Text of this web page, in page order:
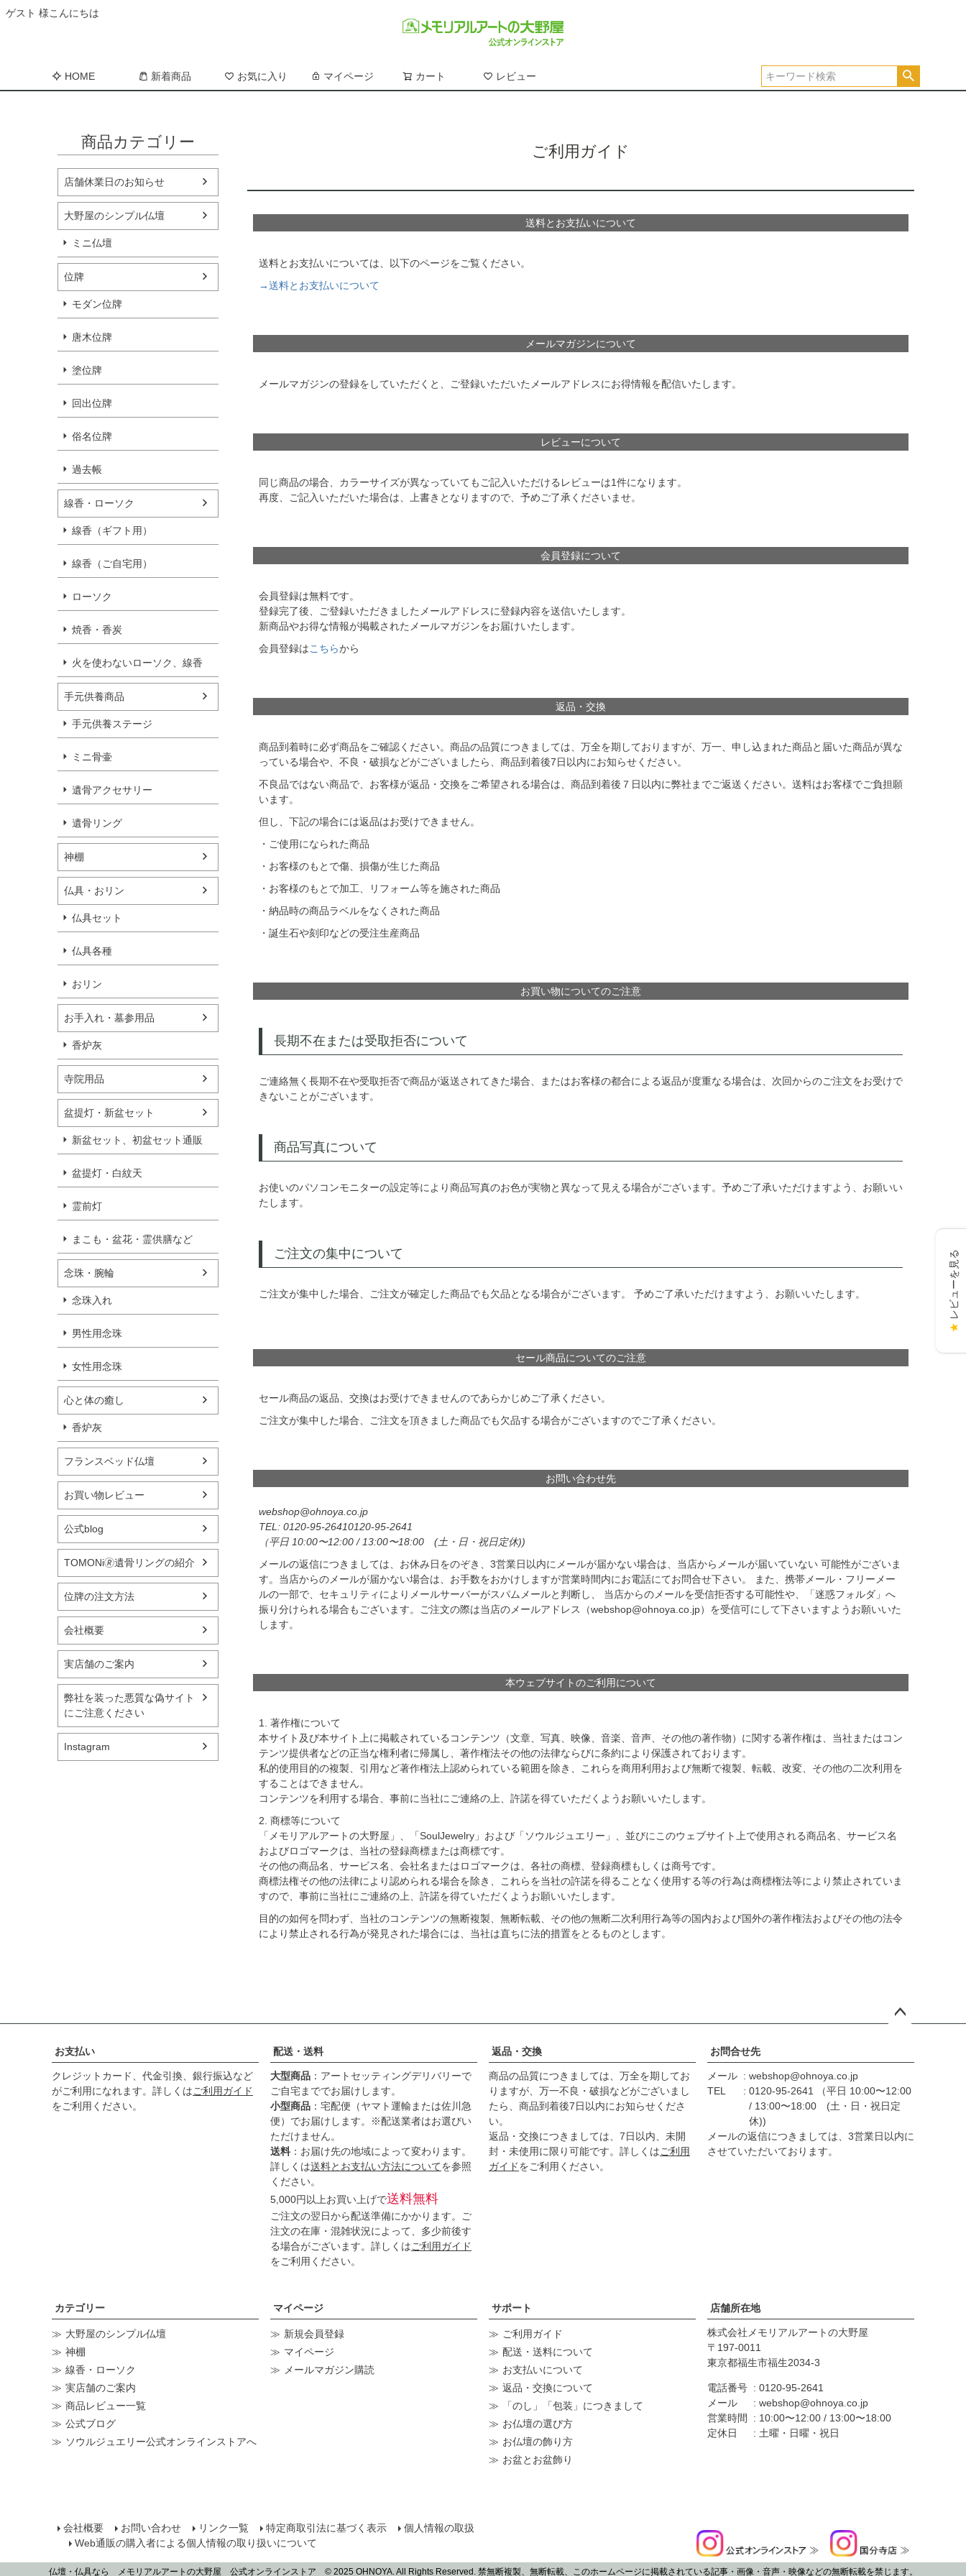
ゲスト 様こんにちは
HOME 新着商品 お気に入り マイページ カート レビュー
商品カテゴリー
店舗休業日のお知らせ
大野屋のシンプル仏壇
ミニ仏壇
位牌
モダン位牌
唐木位牌
塗位牌
回出位牌
俗名位牌
過去帳
線香・ローソク
線香（ギフト用）
線香（ご自宅用）
ローソク
焼香・香炭
火を使わないローソク、線香
手元供養商品
手元供養ステージ
ミニ骨壷
遺骨アクセサリー
遺骨リング
神棚
仏具・おリン
仏具セット
仏具各種
おリン
お手入れ・墓参用品
香炉灰
寺院用品
盆提灯・新盆セット
新盆セット、初盆セット通販
盆提灯・白紋天
霊前灯
まこも・盆花・霊供膳など
念珠・腕輪
念珠入れ
男性用念珠
女性用念珠
心と体の癒し
香炉灰
フランスベッド仏壇
お買い物レビュー
公式blog
TOMONi🄬遺骨リングの紹介
位牌の注文方法
会社概要
実店舗のご案内
弊社を装った悪質な偽サイト
にご注意ください
Instagram
ご利用ガイド
送料とお支払いについて
送料とお支払いについては、以下のページをご覧ください。
→送料とお支払いについて
メールマガジンについて
メールマガジンの登録をしていただくと、ご登録いただいたメールアドレスにお得情報を配信いたします。
レビューについて
同じ商品の場合、カラーサイズが異なっていてもご記入いただけるレビューは1件になります。
再度、ご記入いただいた場合は、上書きとなりますので、予めご了承くださいませ。
会員登録について
会員登録は無料です。
登録完了後、ご登録いただきましたメールアドレスに登録内容を送信いたします。
新商品やお得な情報が掲載されたメールマガジンをお届けいたします。
会員登録はこちらから
返品・交換
商品到着時に必ず商品をご確認ください。商品の品質につきましては、万全を期しておりますが、万一、申し込まれた商品と届いた商品が異な
っている場合や、不良・破損などがございましたら、商品到着後7日以内にお知らせください。
不良品ではない商品で、お客様が返品・交換をご希望される場合は、商品到着後７日以内に弊社までご返送ください。送料はお客様でご負担願
います。
但し、下記の場合には返品はお受けできません。
・ご使用になられた商品
・お客様のもとで傷、損傷が生じた商品
・お客様のもとで加工、リフォーム等を施された商品
・納品時の商品ラベルをなくされた商品
・誕生石や刻印などの受注生産商品
お買い物についてのご注意
長期不在または受取拒否について
ご連絡無く長期不在や受取拒否で商品が返送されてきた場合、またはお客様の都合による返品が度重なる場合は、次回からのご注文をお受けで
きないことがございます。
商品写真について
お使いのパソコンモニターの設定等により商品写真のお色が実物と異なって見える場合がございます。予めご了承いただけますよう、お願いい
たします。
ご注文の集中について
ご注文が集中した場合、ご注文が確定した商品でも欠品となる場合がございます。 予めご了承いただけますよう、お願いいたします。
セール商品についてのご注意
セール商品の返品、交換はお受けできませんのであらかじめご了承ください。
ご注文が集中した場合、ご注文を頂きました商品でも欠品する場合がございますのでご了承ください。
お問い合わせ先
webshop@ohnoya.co.jp
0120-95-26410120-95-2641
（平日 10:00〜12:00 / 13:00〜18:00 (土・日・祝日定休))
メールの返信につきましては、お休み日をのぞき、3営業日以内にメールが届かない場合は、当店からメールが届いていない 可能性がございま
す。当店からのメールが届かない場合は、お手数をおかけしますが営業時間内にお電話にてお問合せ下さい。 また、携帯メール・フリーメー
ルの一部で、セキュリティによりメールサーバーがスパムメールと判断し、 当店からのメールを受信拒否する可能性や、「迷惑フォルダ」へ
振り分けられる場合もございます。ご注文の際は当店のメールアドレス（webshop@ohnoya.co.jp）を受信可にして下さいますようお願いいた
します。
本ウェブサイトのご利用について
1. 著作権について
本サイト及び本サイト上に掲載されているコンテンツ（文章、写真、映像、音楽、音声、その他の著作物）に関する著作権は、当社またはコン
テンツ提供者などの正当な権利者に帰属し、著作権法その他の法律ならびに条約により保護されております。
私的使用目的の複製、引用など著作権法上認められている範囲を除き、これらを商用利用および無断で複製、転載、改変、その他の二次利用を
することはできません。
コンテンツを利用する場合、事前に当社にご連絡の上、許諾を得ていただくようお願いいたします。
2. 商標等について
「メモリアルアートの大野屋」、「SoulJewelry」および「ソウルジュエリー」、並びにこのウェブサイト上で使用される商品名、サービス名
およびロゴマークは、当社の登録商標または商標です。
その他の商品名、サービス名、会社名またはロゴマークは、各社の商標、登録商標もしくは商号です。
商標法権その他の法律により認められる場合を除き、これらを当社の許諾を得ることなく使用する等の行為は商標権法等により禁止されていま
すので、事前に当社にご連絡の上、許諾を得ていただくようお願いいたします。
目的の如何を問わず、当社のコンテンツの無断複製、無断転載、その他の無断二次利用行為等の国内および国外の著作権法およびその他の法令
により禁止される行為が発見された場合には、当社は直ちに法的措置をとるものとします。
ップ
お支払い
クレジットカード、代金引換、銀行振込など
がご利用になれます。詳しくはご利用ガイド
をご利用ください。
配送・送料
大型商品 ：アートセッティングデリバリーで
ご自宅まででお届けします。
小型商品 ：宅配便（ヤマト運輸または佐川急
便）でお届けします。※配送業者はお選びい
ただけません。
送料 ：お届け先の地域によって変わります。
詳しくは送料とお支払い方法についてを参照
ください。
5,000円以上お買い上げで送料無料
ご注文の翌日から配送準備にかかります。ご
注文の在庫・混雑状況によって、多少前後す
る場合がございます。詳しくはご利用ガイド
をご利用ください。
返品・交換
商品の品質につきましては、万全を期してお
りますが、万一不良・破損などがございまし
たら、商品到着後7日以内にお知らせくださ
い。
返品・交換につきましては、7日以内、未開
封・未使用に限り可能です。詳しくはご利用
ガイドをご利用ください。
お問合せ先
メール
webshop@ohnoya.co.jp
TEL
0120-95-2641 （平日 10:00〜12:00
/ 13:00〜18:00 (土・日・祝日定
休))
メールの返信につきましては、3営業日以内に
させていただいております。
カテゴリー
大野屋のシンプル仏壇
神棚
線香・ローソク
実店舗のご案内
商品レビュー一覧
公式ブログ
ソウルジュエリー公式オンラインストアへ
マイページ
新規会員登録
マイページ
メールマガジン購読
サポート
ご利用ガイド
配送・送料について
お支払いについて
返品・交換について
「のし」「包装」につきまして
お仏壇の選び方
お仏壇の飾り方
お盆とお盆飾り
店舗所在地
株式会社メモリアルアートの大野屋
197-0011
東京都福生市福生2034-3
電話番号
0120-95-2641
メール
webshop@ohnoya.co.jp
営業時間
10:00〜12:00 / 13:00〜18:00
定休日
土曜・日曜・祝日
会社概要 お問い合わせ リンク一覧 特定商取引法に基づく表示
個人情報の取扱
Web通販の購入者による個人情報の取り扱いについて
仏壇・仏具なら メモリアルアートの大野屋 公式オンラインストア © 2025 OHNOYA. All Rights Reserved. 禁無断複製、無断転載、このホームページに掲載されている記事・画像・音声・映像などの無断転載を禁じます。
★
レビューを見る